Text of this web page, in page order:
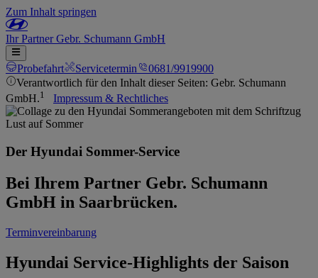
Zum Inhalt springen
IhrPartnerGebr. Schumann GmbH
Probefahrt Servicetermin
0681/9919900
Verantwortlich für den Inhalt dieser Seiten: Gebr. Schumann
GmbH.1 Impressum & Rechtliches
Der Hyundai Sommer-Service
Bei Ihrem Partner Gebr. Schumann
GmbH in Saarbrücken.
Terminvereinbarung
Hyundai Service-Highlights der Saison